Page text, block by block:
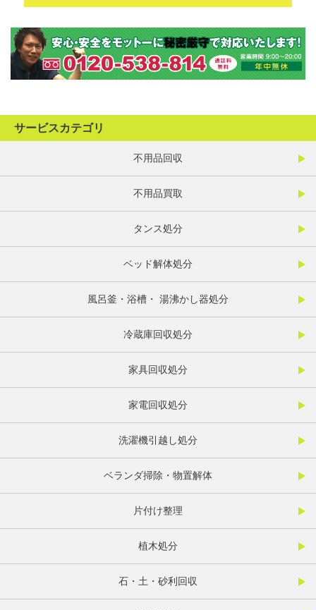
サービスカテゴリ
不用品回収
不用品買取
タンス処分
ベッド解体処分
風呂釜・浴槽・ 湯沸かし器処分
冷蔵庫回収処分
家具回収処分
家電回収処分
洗濯機引越し処分
ベランダ掃除・物置解体
片付け整理
植木処分
石・土・砂利回収